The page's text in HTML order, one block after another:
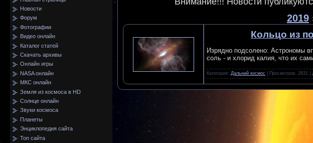
Новости
Форум
Фотографии
Видео онлайн
Каталог статей
Скачать архивы
Онлайн игры
NASA онлайн
МКС онлайн
Земля из космоса в HD
Солнце онлайн
Звуки космоса
Планеты
Энциклопедия сайта
Топ сайта
2019
Кольцо из
Изрядно подсолено: Астрономы
соль - и хлорид калия, что их
Категория: Дальний космос | Просмотров: 2831 |